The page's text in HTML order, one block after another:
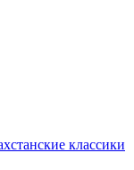
классики